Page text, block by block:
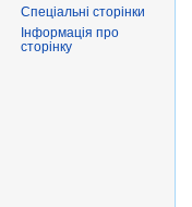
Спеціальні сторінки
Інформація про
сторінку